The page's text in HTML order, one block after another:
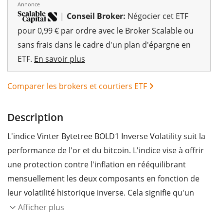
Annonce
| Conseil Broker: Négocier cet ETF
pour 0,99 € par ordre avec le Broker Scalable ou
sans frais dans le cadre d'un plan d'épargne en
ETF. En savoir plus
Comparer les brokers et courtiers ETF
Description
L'indice Vinter Bytetree BOLD1 Inverse Volatility suit la
performance de l'or et du bitcoin. L'indice vise à offrir
une protection contre l'inflation en rééquilibrant
mensuellement les deux composants en fonction de
leur volatilité historique inverse. Cela signifie qu'un
poids plus important est donné à l'actif le moins volatil.
Afficher plus